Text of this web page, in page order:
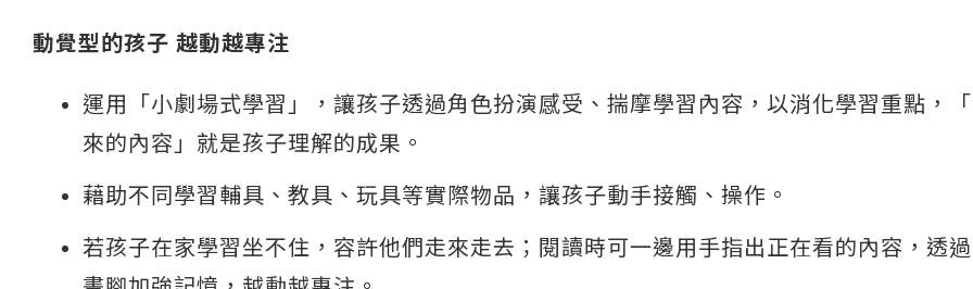
動覺型的孩子 越動越專注
運用「小劇場式學習」，讓孩子透過角色扮演感受、揣摩學習內容，以消化學習重點，
來的內容」就是孩子理解的成果。
藉助不同學習輔具、教具、玩具等實際物品，讓孩子動手接觸、操作。
若孩子在家學習坐不住，容許他們走來走去；閱讀時可一邊用手指出正在看的內容，透